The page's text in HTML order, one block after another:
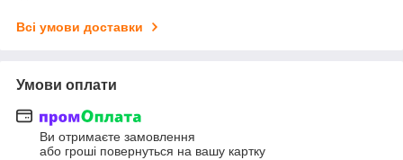
Всі умови доставки
Умови оплати
Ви отримаєте замовлення
або гроші повернуться на вашу картку